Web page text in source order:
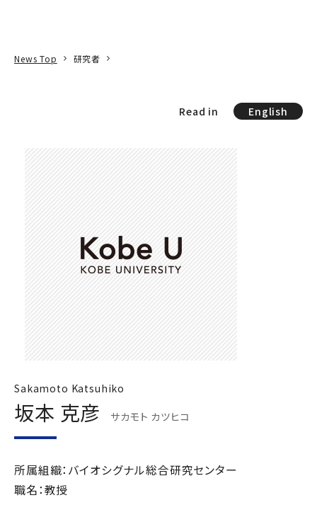
News Top 研究者
Read in English
Sakamoto Katsuhiko
坂本 克彦 サカモト カツヒコ
所属組織：バイオシグナル総合研究センター
職名：教授